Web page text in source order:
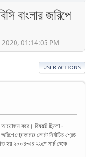
বাংলার জরিপে
01:14:05 PM
USER ACTIONS
আয়োজন করে। বিষয়টি ছিলো -
শ্রোতাদের ভোটে নির্বাচিত শ্রেষ্ঠ
হয় ২০০৪-এর ২৬শে মার্চ থেকে